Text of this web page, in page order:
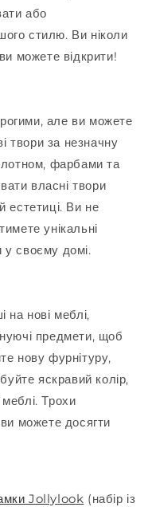
або
стилю. Ви ніколи
можете відкрити!
але ви можете
твори за незначну
фарбами та
власні твори
естетиці. Ви не
унікальні
у своєму домі.
на нові меблі,
предмети, щоб
нову фурнітуру,
яскравий колір,
Трохи
можете досягти
Jollylook (набір із